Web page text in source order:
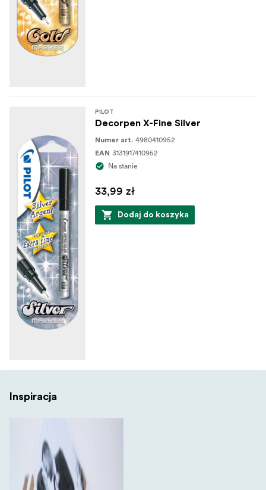
PILOT
Decorpen X-Fine Silver
Numer art. 4980410952
EAN 3131917410952
Na stanie
33,99 zł
Dodaj do koszyka
Inspiracja